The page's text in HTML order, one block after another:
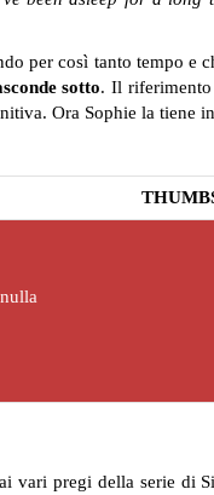
per così tanto tempo e
sotto. Il riferimento
Ora Sophie la tiene
vari pregi della serie di